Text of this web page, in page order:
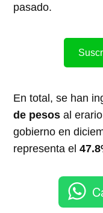
pasado.
En total, se han
de pesos al
gobierno en
representa el